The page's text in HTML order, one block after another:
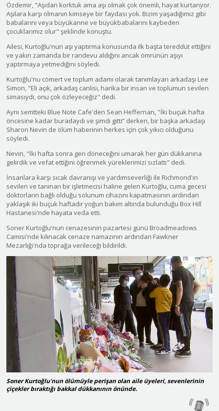
Özdemir, "Aşıdan korktuk ama aşı olmak çok önemli, hayat kurtarıyor.
Aşılara karşı olmanın kimseye bir faydası yok. Bizim yaşadığımız gibi
babalarını veya büyükanne ve büyükbabalarını kaybeden
çocuklarımız olur" şeklinde konuştu.
Ailesi, Kurtoğlu'nun aşı yaptırma konusunda ilk başta tereddüt ettiğini
ve yakın zamanda bir randevu aldığını ancak ömrünün aşıyı
yaptırmaya yetmediğini söyledi.
Kurtoğlu'nu cömert ve toplum adamı olarak tanımlayan arkadaşı Lee
Simon, "Eli açık, arkadaş canlısı, harika bir insan ve toplumun sevilen
simasıydı, onu çok özleyeceğiz" dedi.
Aynı semtteki Blue Note Cafe'den Sean Heffernan, "İki buçuk hafta
öncesine kadar buradaydı ve şimdi gitti” derken, bir başka arkadaşı
Sharon Nevin de ölüm haberinin herkes için çok yıkıcı olduğunu
söyledi.
Nevin, "İki hafta sonra geri döneceğini umarak her gün dükkanına
gelirdik ve vefat ettiğini öğrenmek yüreklerimizi sızlattı" dedi.
İnsanlara karşı sıcak davranışı ve yardımseverliği ile Richmond'ın
sevilen ve tanınan bir işletmecisi haline gelen Kurtoğlu, cuma gecesi
doktorların bağlı olduğu solunum cihazını kapatmasının ardından
yaklaşık iki buçuk haftadır yoğun bakım altında bulunduğu Box Hill
Hastanesi'nde hayata veda etti.
Soner Kurtoğlu'nun cenazesinin pazartesi günü Broadmeadows
Camisi'nde kılınacak cenaze namazının ardından Fawkner
Mezarlığı'nda toprağa verileceği bildirildi.
Soner Kurtoğlu'nun ölümüyle perişan olan aile üyeleri, sevenlerinin
çiçekler bıraktığı bakkal dükkanının önünde.